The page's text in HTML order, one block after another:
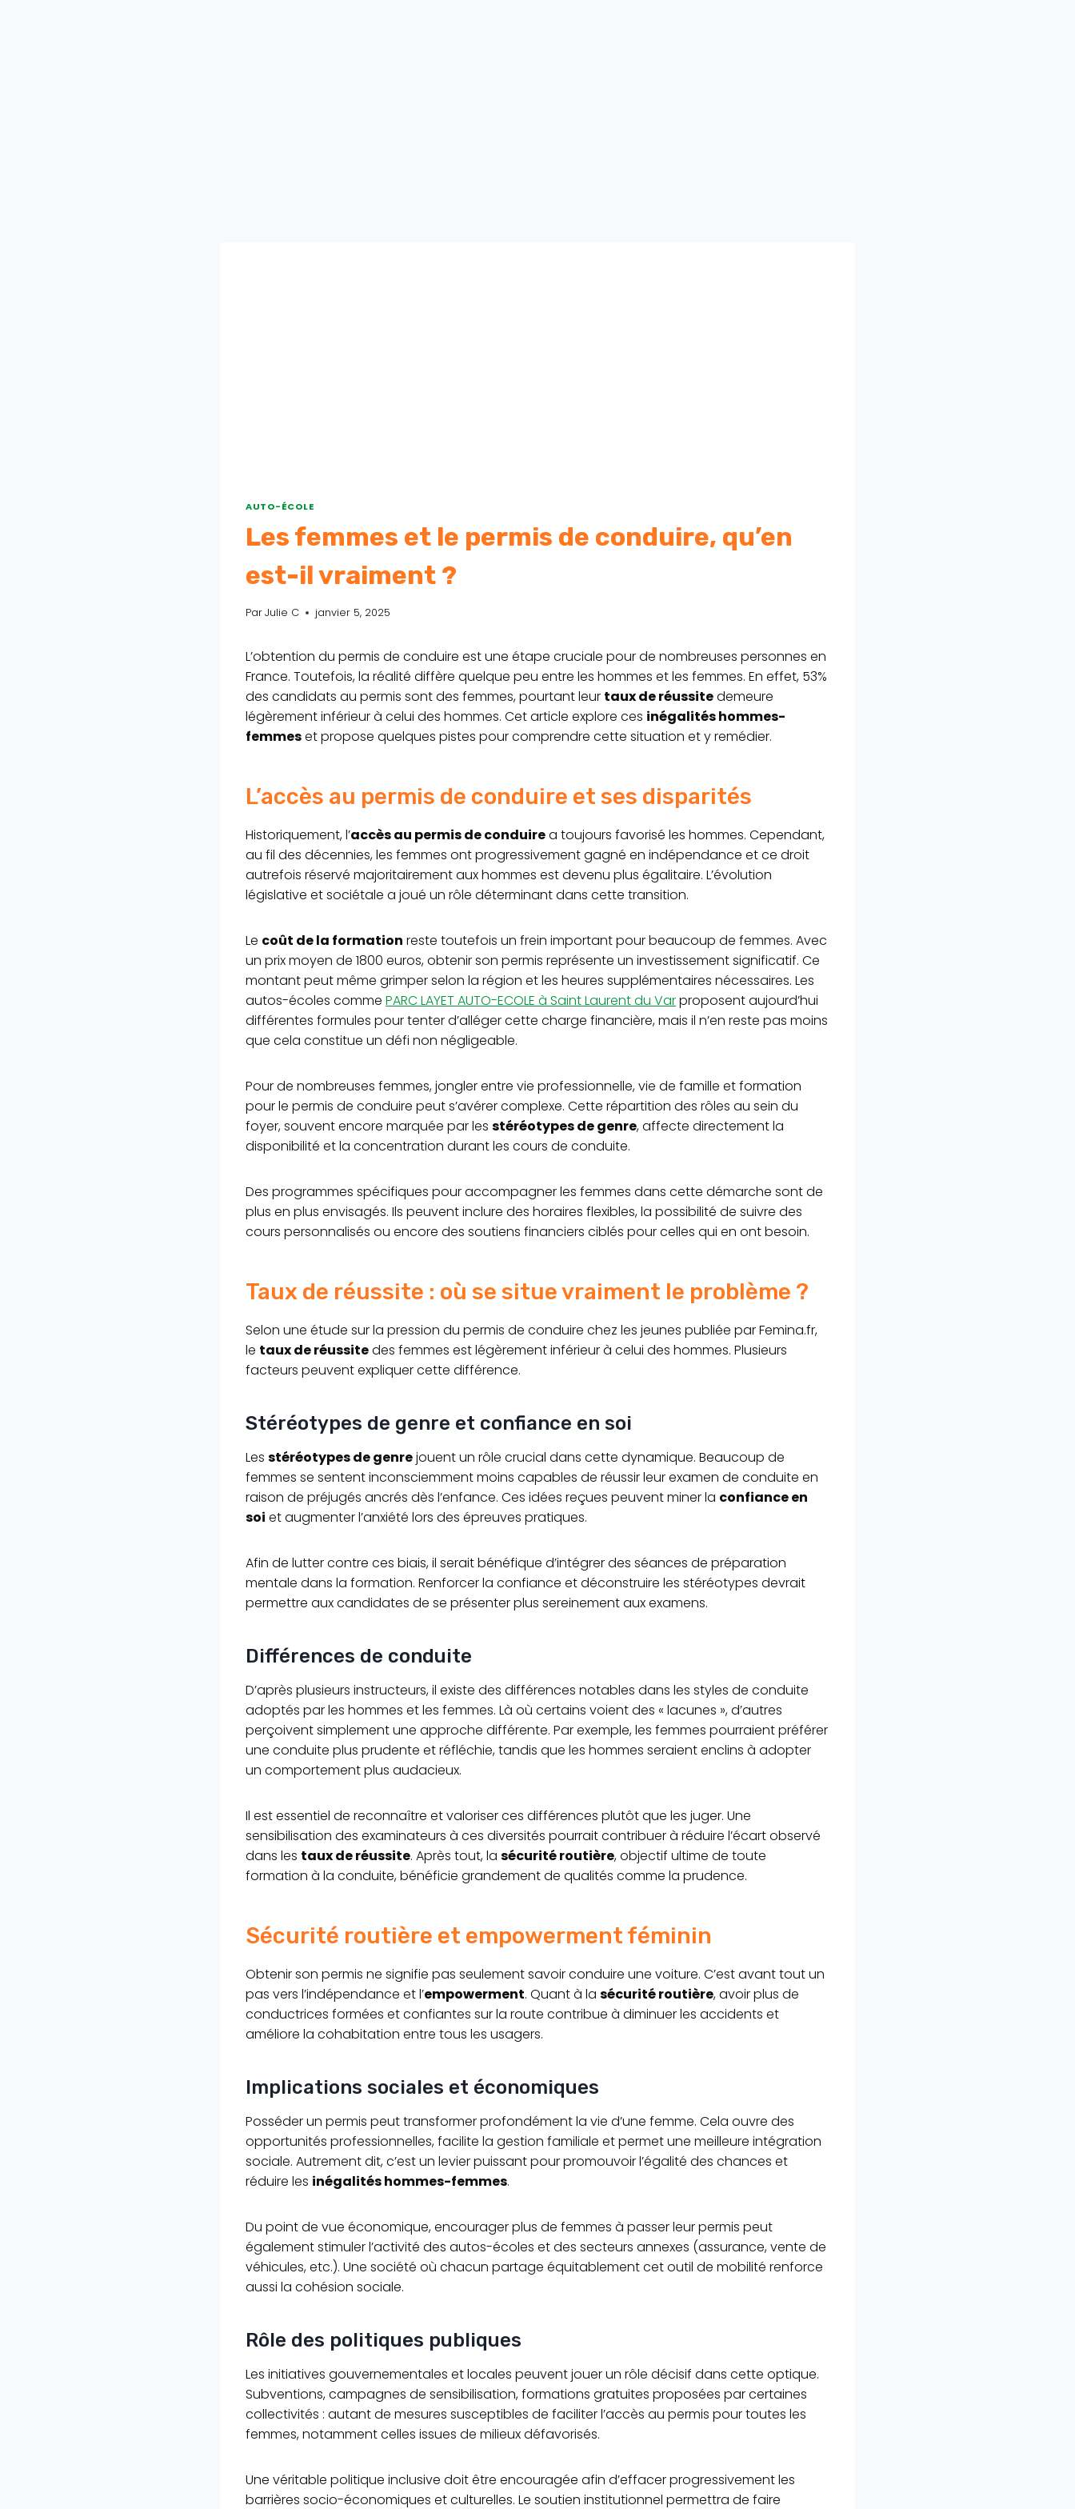
AUTO-ÉCOLE
Les femmes et le permis de conduire, qu’en
est-il vraiment ?
ParJulie C janvier 5, 2025
L’obtention du permis de conduire est une étape cruciale pour de nombreuses personnes en
France. Toutefois, la réalité diffère quelque peu entre les hommes et les femmes. En effet, 53%
des candidats au permis sont des femmes, pourtant leur taux de réussitedemeure
légèrement inférieur à celui des hommes. Cet article explore ces inégalités hommes-
femmeset propose quelques pistes pour comprendre cette situation et y remédier.
L’accès au permis de conduire et ses disparités
Historiquement, l’accès au permis de conduirea toujours favorisé les hommes. Cependant,
au fil des décennies, les femmes ont progressivement gagné en indépendance et ce droit
autrefois réservé majoritairement aux hommes est devenu plus égalitaire. L’évolution
législative et sociétale a joué un rôle déterminant dans cette transition.
Le coût de la formation reste toutefois un frein important pour beaucoup de femmes. Avec
un prix moyen de 1800 euros, obtenir son permis représente un investissement significatif. Ce
montant peut même grimper selon la région et les heures supplémentaires nécessaires. Les
autos-écoles comme PARC LAYET AUTO-ECOLE à Saint Laurent du Varproposent aujourd’hui
différentes formules pour tenter d’alléger cette charge financière, mais il n’en reste pas moins
que cela constitue un défi non négligeable.
Pour de nombreuses femmes, jongler entre vie professionnelle, vie de famille et formation
pour le permis de conduire peut s’avérer complexe. Cette répartition des rôles au sein du
foyer, souvent encore marquée par les stéréotypes de genre, affecte directement la
disponibilité et la concentration durant les cours de conduite.
Des programmes spécifiques pour accompagner les femmes dans cette démarche sont de
plus en plus envisagés. Ils peuvent inclure des horaires flexibles, la possibilité de suivre des
cours personnalisés ou encore des soutiens financiers ciblés pour celles qui en ont besoin.
Taux de réussite : où se situe vraiment le problème ?
Selon une étude sur la pression du permis de conduire chez les jeunes publiée par Femina.fr,
le taux de réussitedes femmes est légèrement inférieur à celui des hommes. Plusieurs
facteurs peuvent expliquer cette différence.
Stéréotypes de genre et confiance en soi
Les stéréotypes de genrejouent un rôle crucial dans cette dynamique. Beaucoup de
femmes se sentent inconsciemment moins capables de réussir leur examen de conduite en
raison de préjugés ancrés dès l’enfance. Ces idées reçues peuvent miner la confiance en
soi et augmenter l’anxiété lors des épreuves pratiques.
Afin de lutter contre ces biais, il serait bénéfique d’intégrer des séances de préparation
mentale dans la formation. Renforcer la confiance et déconstruire les stéréotypes devrait
permettre aux candidates de se présenter plus sereinement aux examens.
Différences de conduite
D’après plusieurs instructeurs, il existe des différences notables dans les styles de conduite
adoptés par les hommes et les femmes. Là où certains voient des « lacunes », d’autres
perçoivent simplement une approche différente. Par exemple, les femmes pourraient préférer
une conduite plus prudente et réfléchie, tandis que les hommes seraient enclins à adopter
un comportement plus audacieux.
Il est essentiel de reconnaître et valoriser ces différences plutôt que les juger. Une
sensibilisation des examinateurs à ces diversités pourrait contribuer à réduire l’écart observé
dans les taux de réussite. Après tout, la sécurité routière, objectif ultime de toute
formation à la conduite, bénéficie grandement de qualités comme la prudence.
Sécurité routière et empowerment féminin
Obtenir son permis ne signifie pas seulement savoir conduire une voiture. C’est avant tout un
pas vers l’indépendance et l’empowerment. Quant à la sécurité routière, avoir plus de
conductrices formées et confiantes sur la route contribue à diminuer les accidents et
améliore la cohabitation entre tous les usagers.
Implications sociales et économiques
Posséder un permis peut transformer profondément la vie d’une femme. Cela ouvre des
opportunités professionnelles, facilite la gestion familiale et permet une meilleure intégration
sociale. Autrement dit, c’est un levier puissant pour promouvoir l’égalité des chances et
réduire les inégalités hommes-femmes.
Du point de vue économique, encourager plus de femmes à passer leur permis peut
également stimuler l’activité des autos-écoles et des secteurs annexes (assurance, vente de
véhicules, etc.). Une société où chacun partage équitablement cet outil de mobilité renforce
aussi la cohésion sociale.
Rôle des politiques publiques
Les initiatives gouvernementales et locales peuvent jouer un rôle décisif dans cette optique.
Subventions, campagnes de sensibilisation, formations gratuites proposées par certaines
collectivités : autant de mesures susceptibles de faciliter l’accès au permis pour toutes les
femmes, notamment celles issues de milieux défavorisés.
Une véritable politique inclusive doit être encouragée afin d’effacer progressivement les
barrières socio-économiques et culturelles. Le soutien institutionnel permettra de faire